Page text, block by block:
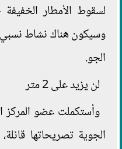
لسقوط الأمطار
وسيكون هناك نشاط نسبي
الجو.
لن يزيد على 2 متر
وأستكملت عضو المركز
الجوية تصريحاتها